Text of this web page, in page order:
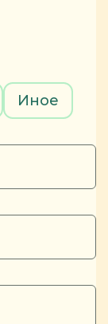
Иное